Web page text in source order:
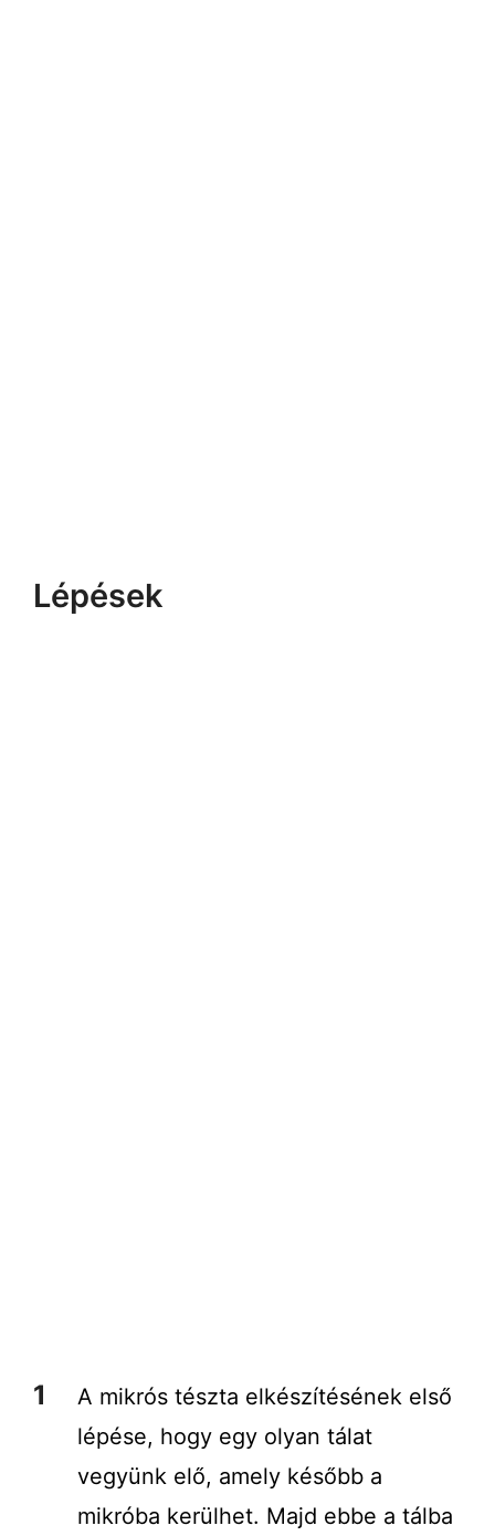
Lépések
A mikrós tészta elkészítésének első
lépése, hogy egy olyan tálat
vegyünk elő, amely később a
mikróba kerülhet. Majd ebbe a tálba